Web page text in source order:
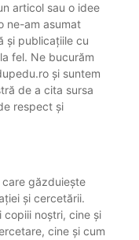
articol sau o idee
ne-am asumat
și publicațiile cu
fel. Ne bucurăm
și suntem
de a cita sursa
respect și
care găzduiește
și cercetării.
copiii noștri, cine și
cine și cum